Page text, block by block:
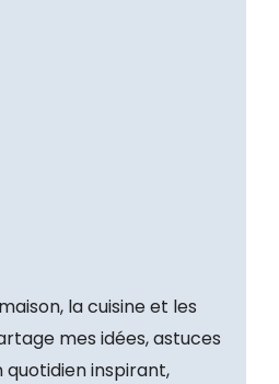
la cuisine et les
mes idées, astuces
quotidien inspirant,